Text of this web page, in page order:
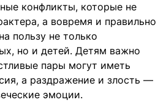
конфликты, которые не
а вовремя и правильно
пользу не только
но и детей. Детям важно
пары могут иметь
а раздражение и злость —
эмоции.